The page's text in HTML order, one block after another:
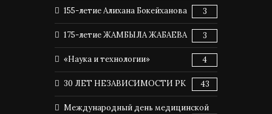
155-летие Алихана Бокейханова 3
175-летие ЖАМБЫЛА ЖАБАЕВА 3
«Наука и технологии» 4
30 ЛЕТ НЕЗАВИСИМОСТИ РК 43
Международный день медицинской